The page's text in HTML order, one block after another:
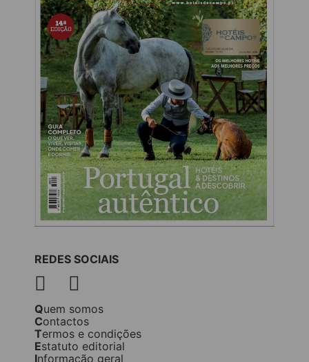
REDES SOCIAIS
Quem somos
Contactos
Termos e condições
Estatuto editorial
Informação geral